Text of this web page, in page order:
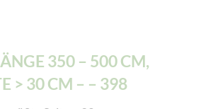
350 – 500 CM,
> 30 CM – – 398